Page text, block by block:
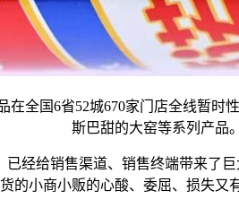
国6省52城670家门店全线暂时
斯巴甜的大窑等系列产品。
给销售渠道、销售终端带来了
的小商小贩的心酸、委屈、损失又